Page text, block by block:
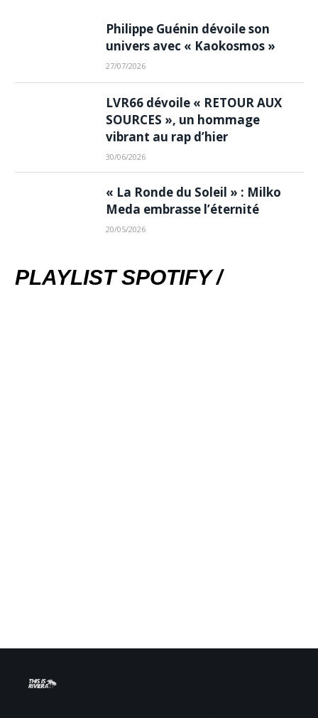
Philippe Guénin dévoile son
univers avec « Kaokosmos »
27/07/2026
LVR66 dévoile « RETOUR AUX
SOURCES », un hommage
vibrant au rap d’hier
30/06/2026
« La Ronde du Soleil » : Milko
Meda embrasse l’éternité
20/05/2026
PLAYLIST SPOTIFY /